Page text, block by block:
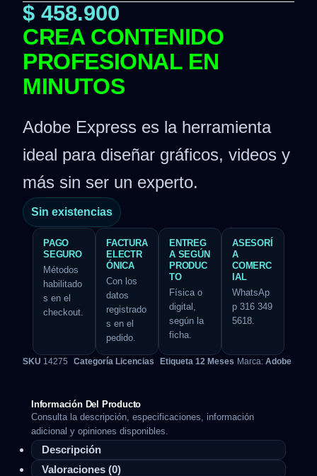
$ 458.900
CREA CONTENIDO
PROFESIONAL EN
MINUTOS
Adobe Express es la herramienta
ideal para diseñar gráficos, videos y
más sin ser un experto.
Sin existencias
PAGO
SEGURO
Métodos
habilitado
s en el
checkout.
FACTURA
ELECTR
ÓNICA
Con los
datos
registrado
s en el
pedido.
ENTREG
A SEGÚN
PRODUC
TO
Física o
digital,
según la
ficha.
ASESORÍ
A
COMERC
IAL
WhatsAp
p 316 349
5618.
SKU 14275 Categoría Licencias Etiqueta 12 Meses Marca: Adobe
Información Del Producto
Consulta la descripción, especificaciones, información
adicional y opiniones disponibles.
Descripción
Valoraciones (0)